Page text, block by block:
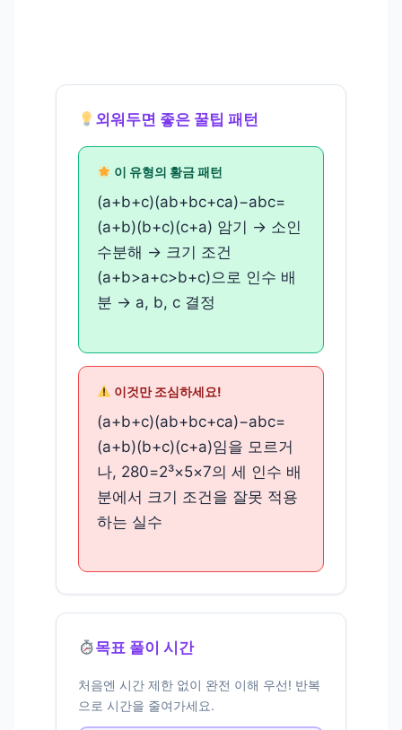
외워두면 좋은 꿀팁 패턴
이 유형의 황금 패턴
(a+b+c)(ab+bc+ca)−abc=
(a+b)(b+c)(c+a) 암기 → 소인
수분해 → 크기 조건
(a+b>a+c>b+c)으로 인수 배
분 → a, b, c 결정
이것만 조심하세요!
(a+b+c)(ab+bc+ca)−abc=
(a+b)(b+c)(c+a)임을 모르거
나, 280=2³×5×7의 세 인수 배
분에서 크기 조건을 잘못 적용
하는 실수
목표 풀이 시간
처음엔 시간 제한 없이 완전 이해 우선! 반복
으로 시간을 줄여가세요.